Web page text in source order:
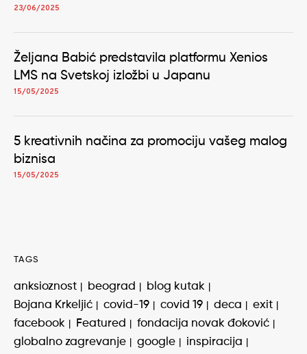
23/06/2025
Željana Babić predstavila platformu Xenios
LMS na Svetskoj izložbi u Japanu
15/05/2025
5 kreativnih načina za promociju vašeg malog
biznisa
15/05/2025
TAGS
anksioznost beograd
blog kutak
Bojana Krkeljić
covid-19 covid 19 deca
exit
facebook
Featured
fondacija novak đoković
globalno zagrevanje
google
inspiracija